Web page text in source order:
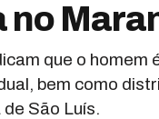
no
que o
bem como
São Luís.